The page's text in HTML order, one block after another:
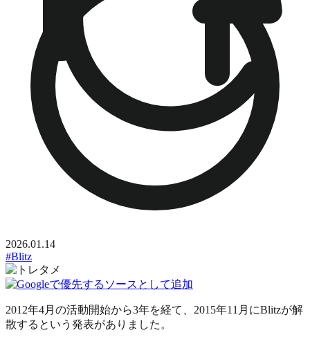
2026.01.14
#Blitz
2012年4月の活動開始から3年を経て、2015年11月にBlitzが解
散するという発表がありました。